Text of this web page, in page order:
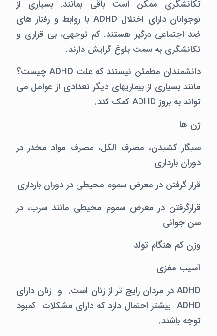
تکانشگری ممکن است باقی بمانند. بسیاری از
نوجوانان دارای اختلال ADHD با روابط و رفتار های
ضد اجتماعی درگیر هستند. کم توجهی، بی قراری و
تکانشگری به سمت بلوغ گرایش دارند.
دانشمندان مطمئن نیستند که علت ADHD چیست؟
مانند بسیاری از بیماریهای دیگر تعدادی از عوامل می
تواند به بروز ADHD کمک کند.
ژن ها
سیگار کشیدن، مصرف الکل، مصرف مواد مخدر در
دوران بارداری
قرار گرفتن در معرض سموم محیطی در دوران بارداری
قرارگرفتن در معرض سموم محیطی مانند سرب، در
سن جوانی
وزن کم هنگام تولد
آسیب مغزی
ADHD در مردان رایج تر از زنان است. و زنان دارای
ADHD بیشتر احتمال دارد که دارای مشکلات کمبود
توجه باشند.